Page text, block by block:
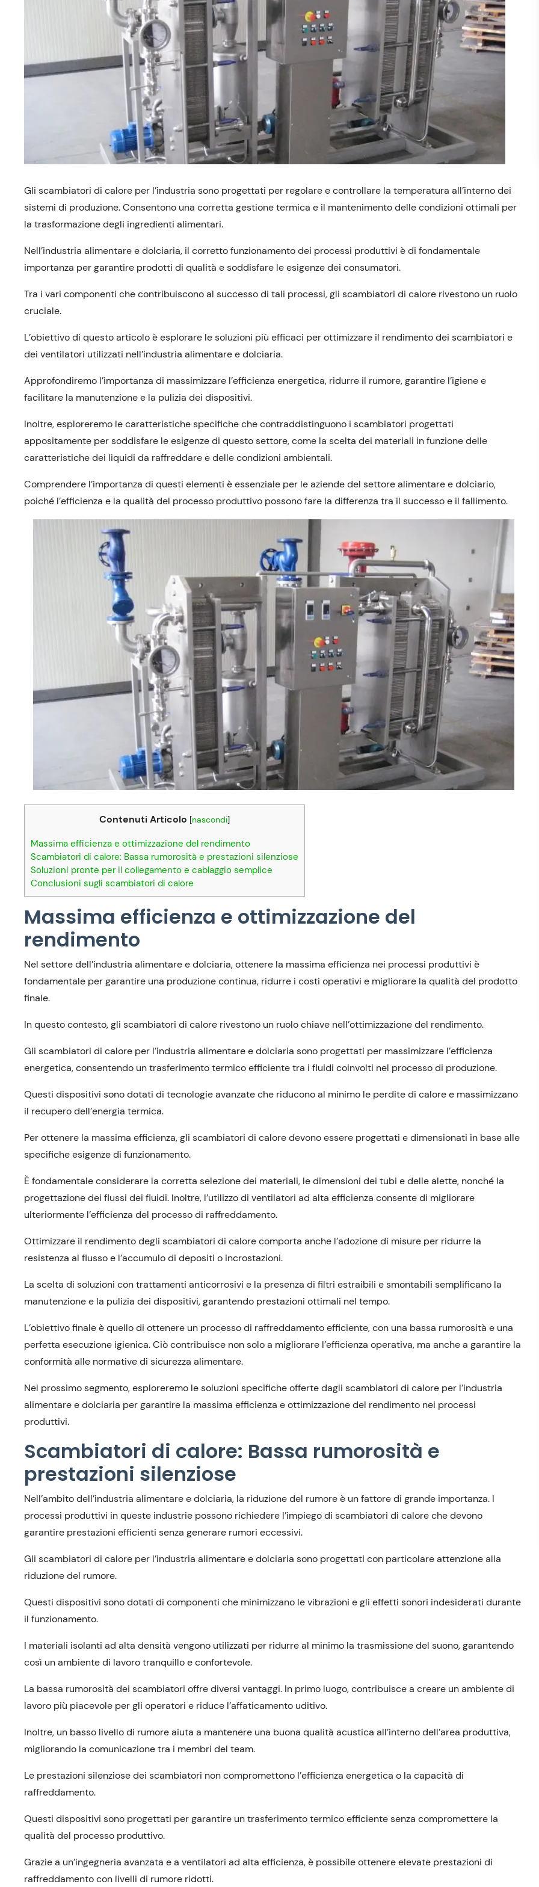
Gli scambiatori di calore per l’industria sono progettati per regolare e controllare la temperatura all’interno dei
sistemi di produzione. Consentono una corretta gestione termica e il mantenimento delle condizioni ottimali per
la trasformazione degli ingredienti alimentari.
Nell’industria alimentare e dolciaria, il corretto funzionamento dei processi produttivi è di fondamentale
importanza per garantire prodotti di qualità e soddisfare le esigenze dei consumatori.
Tra i vari componenti che contribuiscono al successo di tali processi, gli scambiatori di calore rivestono un ruolo
cruciale.
L’obiettivo di questo articolo è esplorare le soluzioni più efficaci per ottimizzare il rendimento dei scambiatori e
dei ventilatori utilizzati nell’industria alimentare e dolciaria.
Approfondiremo l’importanza di massimizzare l’efficienza energetica, ridurre il rumore, garantire l’igiene e
facilitare la manutenzione e la pulizia dei dispositivi.
Inoltre, esploreremo le caratteristiche specifiche che contraddistinguono i scambiatori progettati
appositamente per soddisfare le esigenze di questo settore, come la scelta dei materiali in funzione delle
caratteristiche dei liquidi da raffreddare e delle condizioni ambientali.
Comprendere l’importanza di questi elementi è essenziale per le aziende del settore alimentare e dolciario,
poiché l’efficienza e la qualità del processo produttivo possono fare la differenza tra il successo e il fallimento.
Contenuti Articolo [nascondi]
Massima efficienza e ottimizzazione del rendimento
Scambiatori di calore: Bassa rumorosità e prestazioni silenziose
Soluzioni pronte per il collegamento e cablaggio semplice
Conclusioni sugli scambiatori di calore
Massima efficienza e ottimizzazione del
rendimento
Nel settore dell’industria alimentare e dolciaria, ottenere la massima efficienza nei processi produttivi è
fondamentale per garantire una produzione continua, ridurre i costi operativi e migliorare la qualità del prodotto
finale.
In questo contesto, gli scambiatori di calore rivestono un ruolo chiave nell’ottimizzazione del rendimento.
Gli scambiatori di calore per l’industria alimentare e dolciaria sono progettati per massimizzare l’efficienza
energetica, consentendo un trasferimento termico efficiente tra i fluidi coinvolti nel processo di produzione.
Questi dispositivi sono dotati di tecnologie avanzate che riducono al minimo le perdite di calore e massimizzano
il recupero dell’energia termica.
Per ottenere la massima efficienza, gli scambiatori di calore devono essere progettati e dimensionati in base alle
specifiche esigenze di funzionamento.
È fondamentale considerare la corretta selezione dei materiali, le dimensioni dei tubi e delle alette, nonché la
progettazione dei flussi dei fluidi. Inoltre, l’utilizzo di ventilatori ad alta efficienza consente di migliorare
ulteriormente l’efficienza del processo di raffreddamento.
Ottimizzare il rendimento degli scambiatori di calore comporta anche l’adozione di misure per ridurre la
resistenza al flusso e l’accumulo di depositi o incrostazioni.
La scelta di soluzioni con trattamenti anticorrosivi e la presenza di filtri estraibili e smontabili semplificano la
manutenzione e la pulizia dei dispositivi, garantendo prestazioni ottimali nel tempo.
L’obiettivo finale è quello di ottenere un processo di raffreddamento efficiente, con una bassa rumorosità e una
perfetta esecuzione igienica. Ciò contribuisce non solo a migliorare l’efficienza operativa, ma anche a garantire la
conformità alle normative di sicurezza alimentare.
Nel prossimo segmento, esploreremo le soluzioni specifiche offerte dagli scambiatori di calore per l’industria
alimentare e dolciaria per garantire la massima efficienza e ottimizzazione del rendimento nei processi
produttivi.
Scambiatori di calore: Bassa rumorosità e
prestazioni silenziose
Nell’ambito dell’industria alimentare e dolciaria, la riduzione del rumore è un fattore di grande importanza. I
processi produttivi in queste industrie possono richiedere l’impiego di scambiatori di calore che devono
garantire prestazioni efficienti senza generare rumori eccessivi.
Gli scambiatori di calore per l’industria alimentare e dolciaria sono progettati con particolare attenzione alla
riduzione del rumore.
Questi dispositivi sono dotati di componenti che minimizzano le vibrazioni e gli effetti sonori indesiderati durante
il funzionamento.
I materiali isolanti ad alta densità vengono utilizzati per ridurre al minimo la trasmissione del suono, garantendo
così un ambiente di lavoro tranquillo e confortevole.
La bassa rumorosità dei scambiatori offre diversi vantaggi. In primo luogo, contribuisce a creare un ambiente di
lavoro più piacevole per gli operatori e riduce l’affaticamento uditivo.
Inoltre, un basso livello di rumore aiuta a mantenere una buona qualità acustica all’interno dell’area produttiva,
migliorando la comunicazione tra i membri del team.
Le prestazioni silenziose dei scambiatori non compromettono l’efficienza energetica o la capacità di
raffreddamento.
Questi dispositivi sono progettati per garantire un trasferimento termico efficiente senza compromettere la
qualità del processo produttivo.
Grazie a un’ingegneria avanzata e a ventilatori ad alta efficienza, è possibile ottenere elevate prestazioni di
raffreddamento con livelli di rumore ridotti.